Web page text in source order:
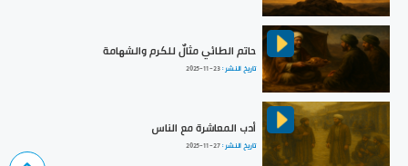
حاتم الطائي مثالٌ للكرم والشهامة
تاريخ النشر :2025-11-23
أدب المعاشرة مع الناس
تاريخ النشر :2025-11-27